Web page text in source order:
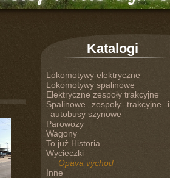
Katalogi
Lokomotywy elektryczne
Lokomotywy spalinowe
Elektryczne zespoły trakcyjne
Spalinowe zespoły trakcyjne i
autobusy szynowe
Parowozy
Wagony
To już Historia
Wycieczki
Opava východ
Inne